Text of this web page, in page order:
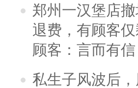
郑州一汉堡店
退费，有顾客
顾客：言而有
私生子风波后